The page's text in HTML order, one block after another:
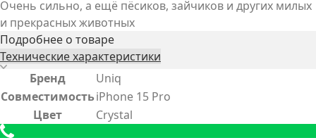
Очень сильно, а ещё пёсиков, зайчиков и других милых
и прекрасных животных
Подробнее о товаре
Технические характеристики
Бренд
Uniq
СовместимостьiPhone 15 Pro
Цвет
Crystal